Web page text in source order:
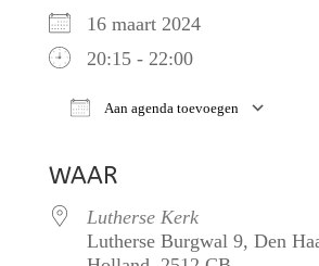
16 maart 2024
20:15 - 22:00
Aan agenda toevoegen
WAAR
Lutherse Kerk
Lutherse Burgwal 9, Den